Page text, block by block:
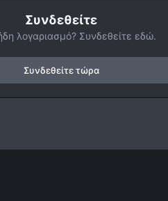
Συνδεθείτε
λογαριασμό? Συνδεθείτε εδώ.
Συνδεθείτε τώρα